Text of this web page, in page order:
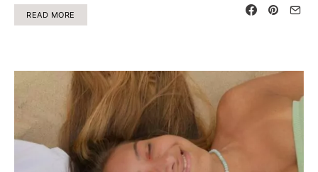
READ MORE